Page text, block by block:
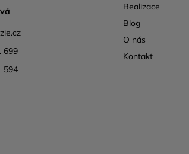
699
594
Realizace
Blog
O nás
Kontakt